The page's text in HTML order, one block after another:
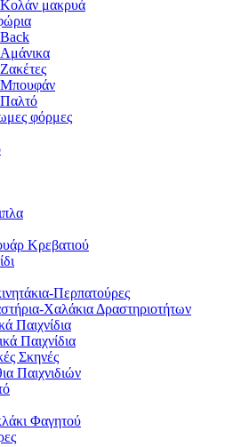
Κολάν μακρυά
Back
Αμάνικα
Ζακέτες
Μπουφάν
Παλτό
φόρμες
Κρεβατιού
Περπατούρες
Χαλάκια Δραστηριοτήτων
Παιχνίδια
Παιχνίδια
Σκηνές
Παιχνιδιών
Φαγητού